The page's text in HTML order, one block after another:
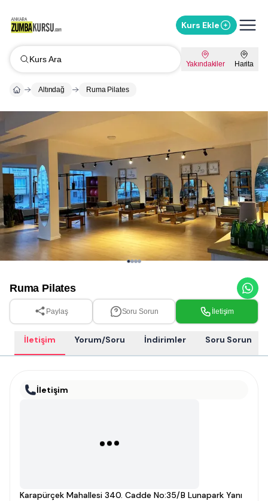
Kurs Ekle
Kurs Ara Yakındakiler Harita
Altındağ Ruma Pilates
Whatsapp ile Mesaj Gönder
%15İndirimi Sor
Ruma Pilates
Paylaş Soru Sorun İletişim
İletişim Yorum/Soru İndirimler Soru Sorun
İletişim
Karapürçek Mahallesi 340. Cadde No:35/B Lunapark Yanı